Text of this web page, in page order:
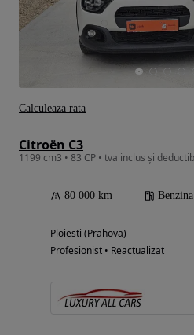
Citroën C3
80 000 km Benzina
Ploiesti (Prahova)
Profesionist • Reactualizat
Calculeaza rata